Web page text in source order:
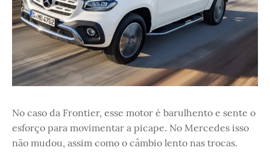
No caso da Frontier, esse motor é barulhento e sente o
esforço para movimentar a picape. No Mercedes isso
não mudou, assim como o câmbio lento nas trocas.